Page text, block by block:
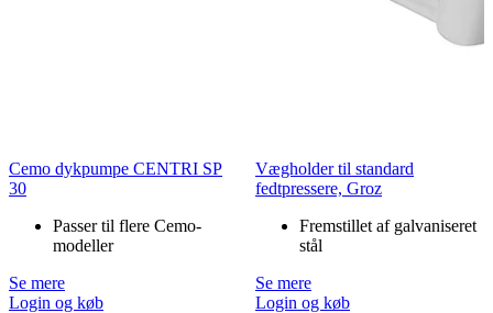
Cemo dykpumpe CENTRI SP
30
Passer til flere Cemo-
modeller
Se mere
Login og køb
Vægholder til standard
fedtpressere, Groz
Fremstillet af galvaniseret
stål
Se mere
Login og køb